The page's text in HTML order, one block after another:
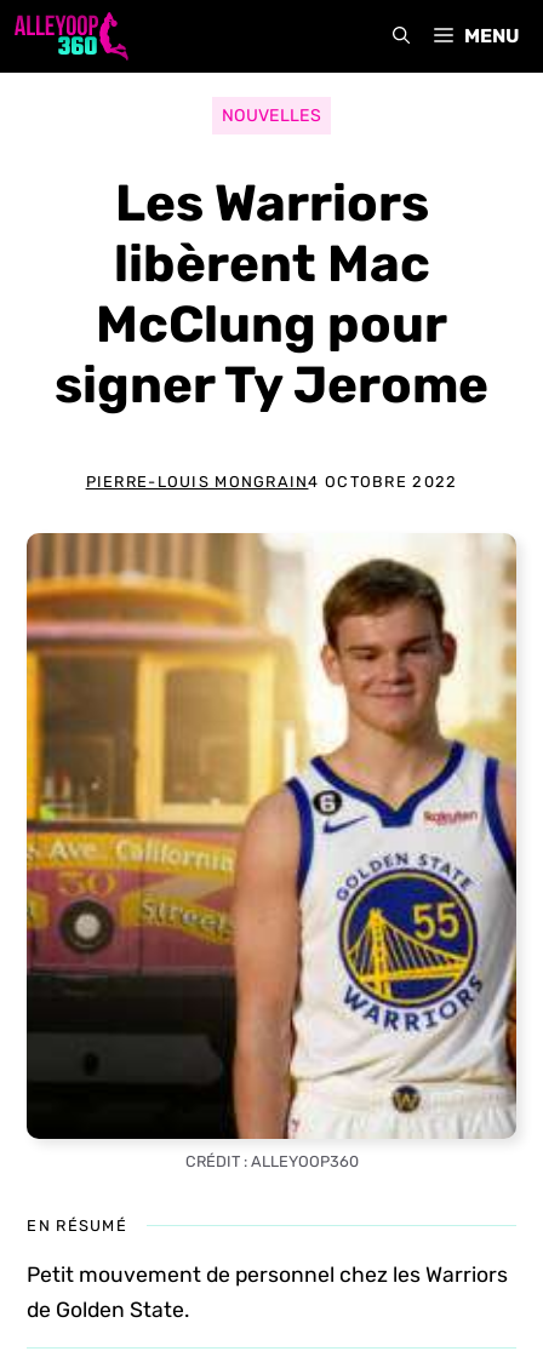
Aller
MENU
NOUVELLES
Les Warriors
libèrent Mac
McClung pour
signer Ty Jerome
PIERRE-LOUIS MONGRAIN4 OCTOBRE 2022
CRÉDIT : ALLEYOOP360
EN RÉSUMÉ
Petit mouvement de personnel chez les Warriors
de Golden State.